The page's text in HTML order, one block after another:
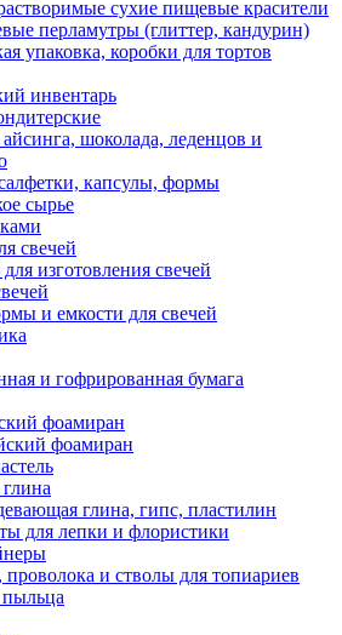
сухие пищевые красители
перламутры (глиттер, кандурин)
упаковка, коробки для тортов
инвентарь
шоколада, леденцов и
капсулы, формы
сырье
свечей
изготовления свечей
и емкости для свечей
и гофрированная бумага
фоамиран
фоамиран
глина, гипс, пластилин
для лепки и флористики
проволока и стволы для топиариев